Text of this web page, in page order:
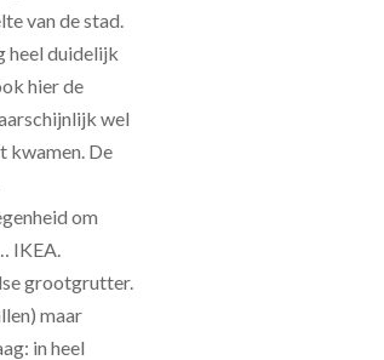
van de stad.
heel duidelijk
hier de
wel
kwamen. De
om
IKEA.
grootgrutter.
maar
in heel